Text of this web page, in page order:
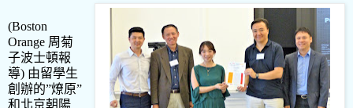
(Boston
Orange 周菊
子波士頓報
導) 由留學生
創辦的”燎原”
和北京朝陽